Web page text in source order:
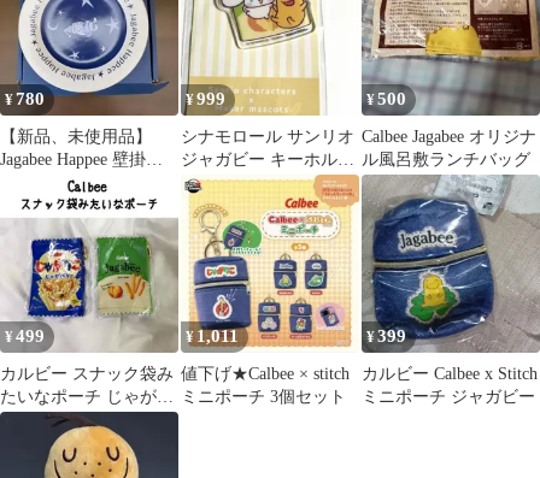
¥780
【新品、未使用品】
Jagabee Happee 壁掛け
プレート & トートバッ
¥999
シナモロール サンリオ
ジャガビー キーホルダ
ー
¥500
Calbee Jagabee オリジナ
ル風呂敷ランチバッグ
¥499
カルビー スナック袋み
たいなポーチ じゃがり
こ じゃがビー ガチャ
じゃがバター
¥ 1,011
値下げ★Calbee × stitch
ミニポーチ 3個セット
¥399
カルビー Calbee x Stitch
ミニポーチ ジャガビー